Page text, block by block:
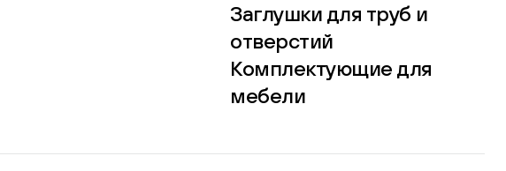
Заглушки для труб и
отверстий
Комплектующие для
мебели